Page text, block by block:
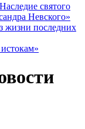
святого
Невского»
жизни последних